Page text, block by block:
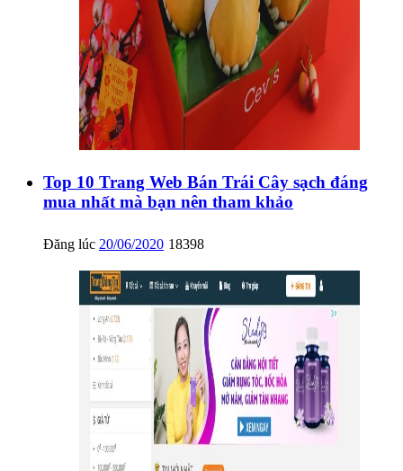
Top 10 Trang Web Bán Trái Cây sạch đáng
mua nhất mà bạn nên tham khảo
Đăng lúc 20/06/2020 18398